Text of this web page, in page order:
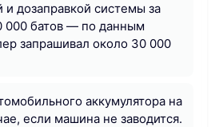
дозаправкой системы за
000 батов — по данным
запрашивал около 30 000
аккумулятора на
если машина не заводится.